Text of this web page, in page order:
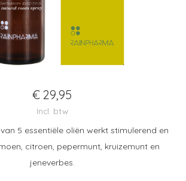
€ 29,95
Incl. btw
5 essentiële oliën werkt stimulerend en
citroen, pepermunt, kruizemunt en
jeneverbes.